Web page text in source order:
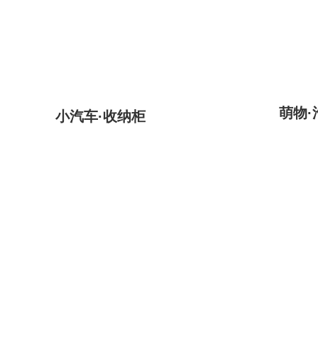
小汽车·收纳柜 萌物·